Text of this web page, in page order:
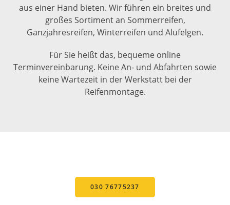
aus einer Hand bieten. Wir führen ein breites und
großes Sortiment an Sommerreifen,
Ganzjahresreifen, Winterreifen und Alufelgen.
Für Sie heißt das, bequeme online
Terminvereinbarung. Keine An- und Abfahrten sowie
keine Wartezeit in der Werkstatt bei der
Reifenmontage.
030 76775237